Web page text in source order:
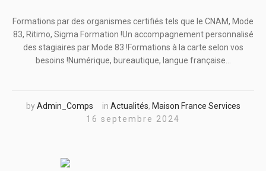
Formations par des organismes certifiés tels que le CNAM, Mode
83, Ritimo, Sigma Formation !Un accompagnement personnalisé
des stagiaires par Mode 83 !Formations à la carte selon vos
besoins !Numérique, bureautique, langue française…
byAdmin_Comps in Actualités, Maison France Services
16 septembre 2024